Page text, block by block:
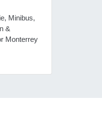
Minibus,
&
Monterrey